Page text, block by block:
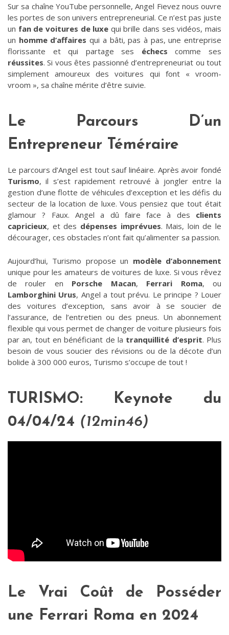
Sur sa chaîne YouTube personnelle, Angel Fievez nous ouvre
les portes de son univers entrepreneurial. Ce n’est pas juste
un fan de voitures de luxe qui brille dans ses vidéos, mais
un homme d’affaires qui a bâti, pas à pas, une entreprise
florissante et qui partage ses échecs comme ses
réussites. Si vous êtes passionné d’entrepreneuriat ou tout
simplement amoureux des voitures qui font « vroom-
vroom », sa chaîne mérite d’être suivie.
Le Parcours D’un
Entrepreneur Téméraire
Le parcours d’Angel est tout sauf linéaire. Après avoir fondé
Turismo, il s’est rapidement retrouvé à jongler entre la
gestion d’une flotte de véhicules d’exception et les défis du
secteur de la location de luxe. Vous pensiez que tout était
glamour ? Faux. Angel a dû faire face à des clients
capricieux, et des dépenses imprévues. Mais, loin de le
décourager, ces obstacles n’ont fait qu’alimenter sa passion.
Aujourd’hui, Turismo propose un modèle d’abonnement
unique pour les amateurs de voitures de luxe. Si vous rêvez
de rouler en Porsche Macan, Ferrari Roma, ou
Lamborghini Urus, Angel a tout prévu. Le principe ? Louer
des voitures d’exception, sans avoir à se soucier de
l’assurance, de l’entretien ou des pneus. Un abonnement
flexible qui vous permet de changer de voiture plusieurs fois
par an, tout en bénéficiant de la tranquillité d’esprit. Plus
besoin de vous soucier des révisions ou de la décote d’un
bolide à 300 000 euros, Turismo s’occupe de tout !
TURISMO: Keynote du
04/04/24 (12min46)
Le Vrai Coût de Posséder
une Ferrari Roma en 2024